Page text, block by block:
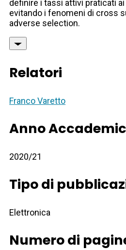
definire i tassi attivi praticati
evitando i fenomeni di cross
adverse selection.
Relatori
Franco Varetto
Anno
2020/21
Tipo di
Elettronica
Numero di